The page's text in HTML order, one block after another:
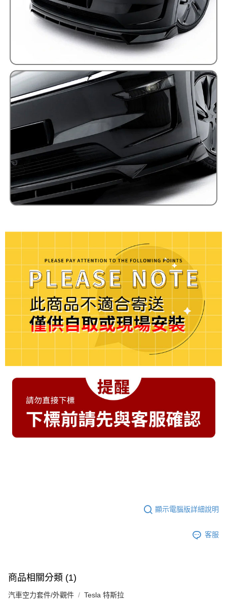
顯示電腦版詳細說明
客服
商品相關分類 (1)
汽車空力套件/外觀件 Tesla 特斯拉